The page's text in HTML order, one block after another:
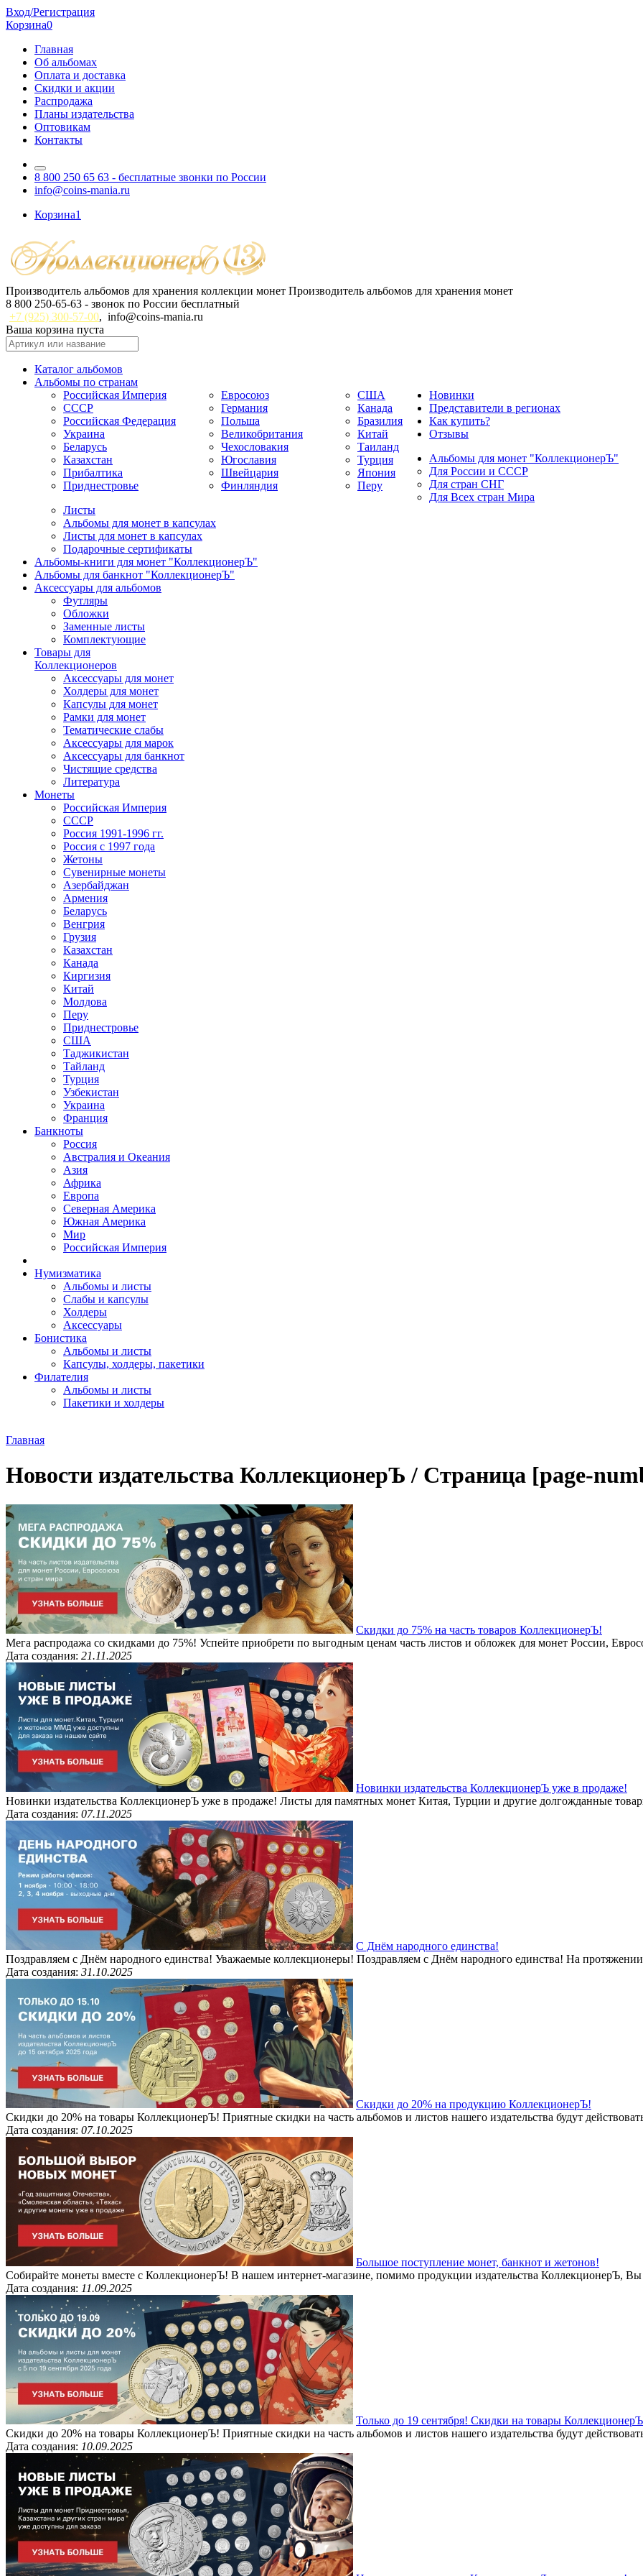
Вход/Регистрация
Корзина0
Главная
Об альбомах
Оплата и доставка
Скидки и акции
Распродажа
Планы издательства
Оптовикам
Контакты
8 800 250 65 63 - бесплатные звонки по России
info@coins-mania.ru
Корзина1
Производитель альбомов для хранения коллекции монет Производитель альбомов для хранения монет
8 800 250-65-63 - звонок по России бесплатный
+7 (925) 300-57-00, info@coins-mania.ru
Ваша корзина пуста
Каталог альбомов
Альбомы по странам
Российская Империя
СССР
Российская Федерация
Украина
Беларусь
Казахстан
Прибалтика
Приднестровье
Евросоюз
Германия
Польша
Великобритания
Чехословакия
Югославия
Швейцария
Финляндия
США
Канада
Бразилия
Китай
Таиланд
Турция
Япония
Перу
Новинки
Представители в регионах
Как купить?
Отзывы
Альбомы для монет "КоллекционерЪ"
Для России и СССР
Для стран СНГ
Для Всех стран Мира
Листы
Альбомы для монет в капсулах
Листы для монет в капсулах
Подарочные сертификаты
Альбомы-книги для монет "КоллекционерЪ"
Альбомы для банкнот "КоллекционерЪ"
Аксессуары для альбомов
Футляры
Обложки
Заменные листы
Комплектующие
Товары для
Коллекционеров
Аксессуары для монет
Холдеры для монет
Капсулы для монет
Рамки для монет
Тематические слабы
Аксессуары для марок
Аксессуары для банкнот
Чистящие средства
Литература
Монеты
Российская Империя
СССР
Россия 1991-1996 гг.
Россия с 1997 года
Жетоны
Сувенирные монеты
Азербайджан
Армения
Беларусь
Венгрия
Грузия
Казахстан
Канада
Киргизия
Китай
Молдова
Перу
Приднестровье
США
Таджикистан
Тайланд
Турция
Узбекистан
Украина
Франция
Банкноты
Россия
Австралия и Океания
Азия
Африка
Европа
Северная Америка
Южная Америка
Мир
Российская Империя
Нумизматика
Альбомы и листы
Слабы и капсулы
Холдеры
Аксессуары
Бонистика
Альбомы и листы
Капсулы, холдеры, пакетики
Филателия
Альбомы и листы
Пакетики и холдеры
Главная
Новости издательства КоллекционерЪ / Страница [page-
Скидки до 75% на часть товаров КоллекционерЪ!
Мега распродажа со скидками до 75%! Успейте приобрети по выгодным ценам часть листов и обложек для монет России,
Дата создания: 21.11.2025
Новинки издательства КоллекционерЪ уже в продаже!
Новинки издательства КоллекционерЪ уже в продаже! Листы для памятных монет Китая, Турции и другие долгожданные
Дата создания: 07.11.2025
С Днём народного единства!
Поздравляем с Днём народного единства! Уважаемые коллекционеры! Поздравляем с Днём народного единства! На
Дата создания: 31.10.2025
Скидки до 20% на продукцию КоллекционерЪ!
Скидки до 20% на товары КоллекционерЪ! Приятные скидки на часть альбомов и листов нашего издательства будут
Дата создания: 07.10.2025
Большое поступление монет, банкнот и жетонов!
Собирайте монеты вместе с КоллекционерЪ! В нашем интернет-магазине, помимо продукции издательства КоллекционерЪ,
Дата создания: 11.09.2025
Только до 19 сентября! Скидки на товары КоллекционерЪ
Скидки до 20% на товары КоллекционерЪ! Приятные скидки на часть альбомов и листов нашего издательства будут
Дата создания: 10.09.2025